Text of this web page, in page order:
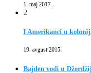
1. maj 2017.
2
I Amerikanci u
19. avgust 2015.
Bajden vodi u